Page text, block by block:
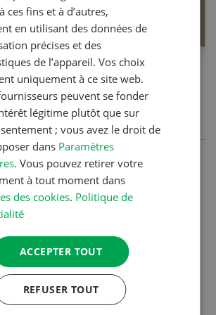
EN SAVOIR PLUS
lues
animale
de vaches en Suisse :
A à Z
animale
du vétérinaire: «Que
en cas de diarrhée
ces fins et à d’autres,
en utilisant des données de
précises et des
de l’appareil. Vos choix
uniquement à ce site web.
peuvent se fonder
légitime plutôt que sur
; vous avez le droit de
dans Paramètres
. Vous pouvez retirer votre
à tout moment dans
des cookies. Politique de
ACCEPTER TOUT
REFUSER TOUT